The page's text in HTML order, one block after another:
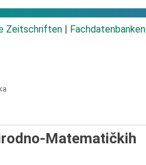
Zeitschriften Fachdatenbanken
Matematičkih